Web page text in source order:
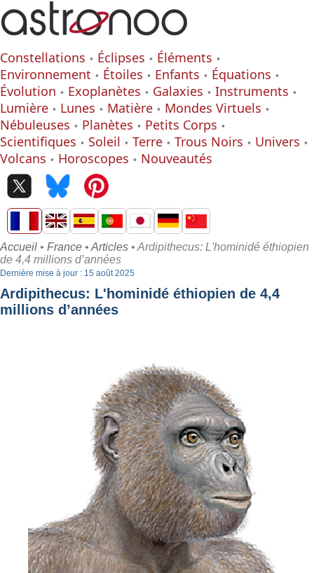
Constellations Éclipses
Éléments
Environnement
Étoiles Enfants
Équations
Évolution
Exoplanètes Galaxies
Instruments
Lumière
Lunes Matière
Mondes Virtuels
Nébuleuses
Planètes
Petits Corps
Scientifiques
Soleil Terre Trous Noirs
Univers
Volcans
Horoscopes Nouveautés
Accueil • France • Articles • Ardipithecus: L'hominidé éthiopien
de 4,4 millions d’années
Dernière mise à jour : 15 août 2025
Ardipithecus: L'hominidé éthiopien de 4,4
millions d’années